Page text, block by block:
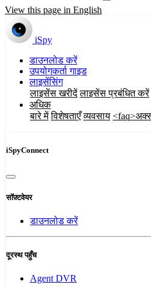
View this page in English
iSpy
डाउनलोड करें
उपयोगकर्ता गाइड
लाइसेंसिंग
लाइसेंस खरीदें लाइसेंस प्रबंधित करें
अधिक
बारे में विशेषताएँ व्यवसाय
iSpyConnect
सॉफ़्टवेयर
डाउनलोड करें
दूरस्थ पहुँच
Agent DVR